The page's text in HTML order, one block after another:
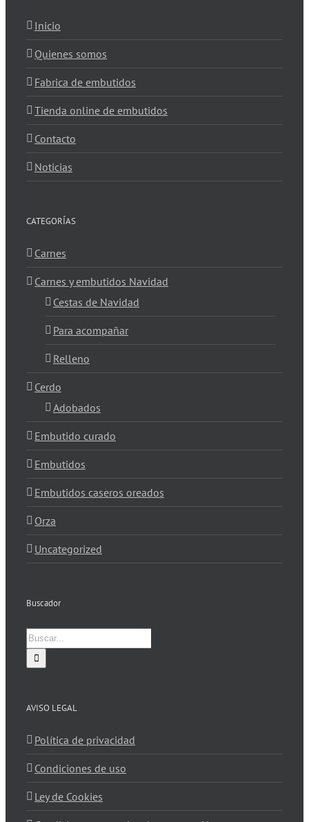
Inicio
Quienes somos
Fabrica de embutidos
Tienda online de embutidos
Contacto
Noticias
CATEGORÍAS
Carnes
Carnes y embutidos Navidad
Cestas de Navidad
Para acompañar
Relleno
Cerdo
Adobados
Embutido curado
Embutidos
Embutidos caseros oreados
Orza
Uncategorized
Buscador
Buscar:
AVISO LEGAL
Política de privacidad
Condiciones de uso
Ley de Cookies